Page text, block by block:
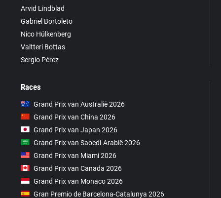
Arvid Lindblad
Gabriel Bortoleto
Nico Hülkenberg
Valtteri Bottas
Sergio Pérez
Races
Grand Prix van Australië 2026
Grand Prix van China 2026
Grand Prix van Japan 2026
Grand Prix van Saoedi-Arabië 2026
Grand Prix van Miami 2026
Grand Prix van Canada 2026
Grand Prix van Monaco 2026
Gran Premio de Barcelona-Catalunya 2026